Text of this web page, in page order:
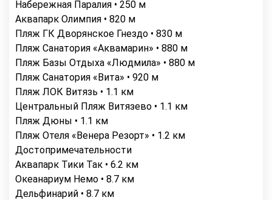
Набережная Паралия • 250 м
Аквапарк Олимпия • 820 м
Пляж ГК Дворянское Гнездо • 830 м
Пляж Санатория «Аквамарин» • 880 м
Пляж Базы Отдыха «Людмила» • 880 м
Пляж Санатория «Вита» • 920 м
Пляж ЛОК Витязь • 1.1 км
Центральный Пляж Витязево • 1.1 км
Пляж Дюны • 1.1 км
Пляж Отеля «Венера Резорт» • 1.2 км
Достопримечательности
Аквапарк Тики Так • 6.2 км
Океанариум Немо • 8.7 км
Дельфинарий • 8.7 км